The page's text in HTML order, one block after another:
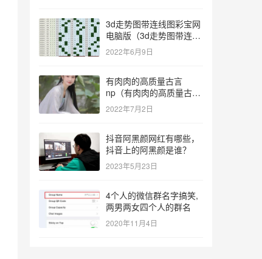
3d走势图带连线图彩宝网
电脑版（3d走势图带连线
图彩宝网手机版）
2022年6月9日
有肉肉的高质量古言
np（有肉肉的高质量古言
np推荐）
2022年7月2日
抖音阿黑颜网红有哪些，
抖音上的阿黑颜是谁？
2023年5月23日
4个人的微信群名字搞笑,
两男两女四个人的群名
2020年11月4日